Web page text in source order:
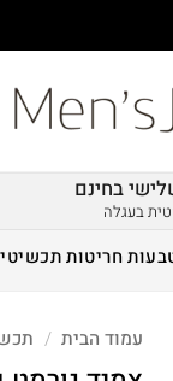
בעגלה
חריטותתכשיטי
עמוד הבית /